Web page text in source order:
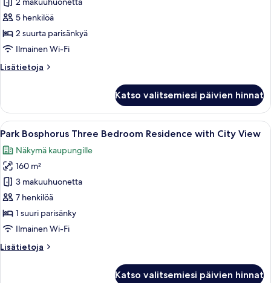
Two
Bedroom
Residence
City
5 henkilöä
2 suurta parisänkyä
Ilmainen Wi-Fi
Lisätietoja
Lisätietoja
Two
Bedroom
Residence
City
View
Katso valitsemiesi päivien hinnat
Avaa
kaikki
huonetyypin
Park
Bosphorus
Three
Bedroom
Residence
City
Moderni hotellihuone, jossa on
6
Park Bosphorus Three Bedroom Residence with City View
Näkymä kaupungille
160 m²
3 makuuhuonetta
7 henkilöä
1 suuri parisänky
Ilmainen Wi-Fi
Lisätietoja
Lisätietoja
Katso valitsemiesi päivien hinnat